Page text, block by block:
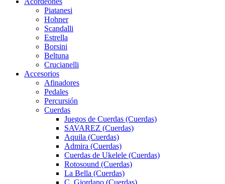
Piatanesi
Hohner
Scandalli
Estrella
Borsini
Beltuna
Crucianelli
Accesorios
Afinadores
Pedales
Percursión
Cuerdas
Juegos de Cuerdas (Cuerdas)
SAVAREZ (Cuerdas)
Aquila (Cuerdas)
Admira (Cuerdas)
Cuerdas de Ukelele (Cuerdas)
Rotosound (Cuerdas)
La Bella (Cuerdas)
C. Giordano (Cuerdas)